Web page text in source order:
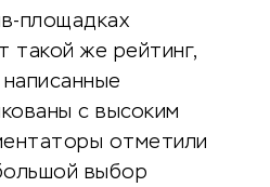
площадках
такой же рейтинг,
с высоким
отметили
выбор